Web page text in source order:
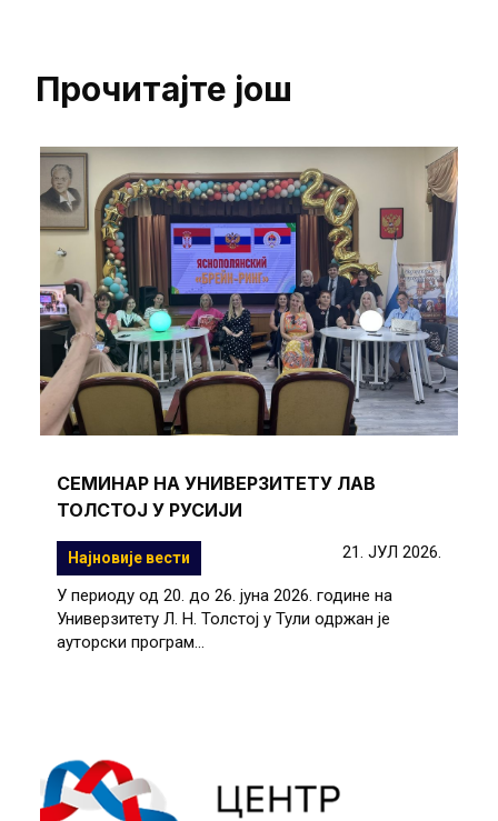
Прочитајте још
СЕМИНАР НА УНИВЕРЗИТЕТУ ЛАВ
ТОЛСТОЈ У РУСИЈИ
Најновије вести 21. ЈУЛ 2026.
У периоду од 20. до 26. јуна 2026. године на
Универзитету Л. Н. Толстој у Тули одржан је
ауторски програм...